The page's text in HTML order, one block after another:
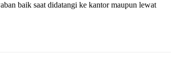
baik saat didatangi ke kantor maupun lewat